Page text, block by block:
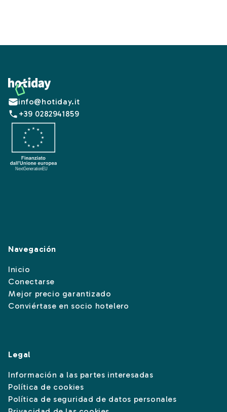
Footer
info@hotiday.it
+39 0282941859
Navegación
Inicio
Conectarse
Mejor precio garantizado
Conviértase en socio hotelero
Legal
Información a las partes interesadas
Política de cookies
Política de seguridad de datos personales